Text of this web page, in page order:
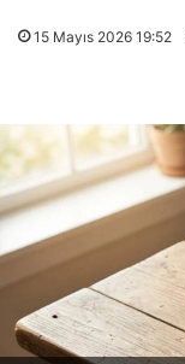
15 Mayıs 2026 19:52